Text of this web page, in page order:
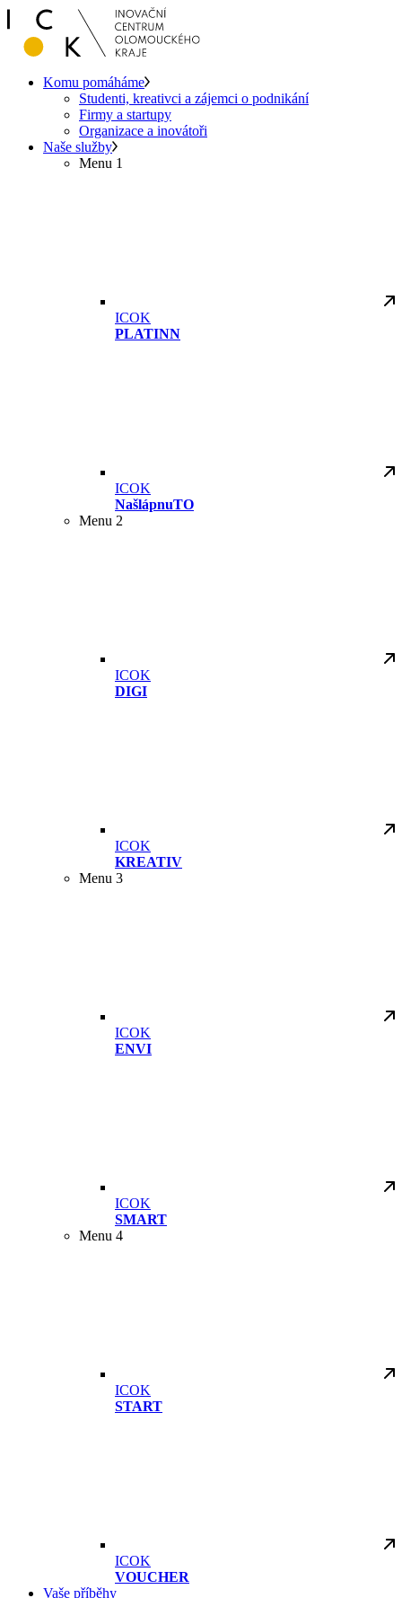
Komu pomáháme
Studenti, kreativci a zájemci o podnikání
Firmy a startupy
Organizace a inovátoři
Naše služby
Menu 1
ICOK
PLATINN
ICOK
NašlápnuTO
Menu 2
ICOK
DIGI
ICOK
KREATIV
Menu 3
ICOK
ENVI
ICOK
SMART
Menu 4
ICOK
START
ICOK
VOUCHER
Vaše příběhy